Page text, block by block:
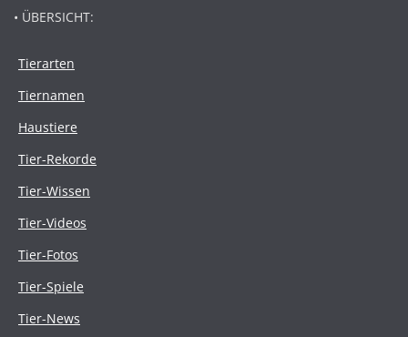
• ÜBERSICHT:
Tierarten
Tiernamen
Haustiere
Tier-Rekorde
Tier-Wissen
Tier-Videos
Tier-Fotos
Tier-Spiele
Tier-News